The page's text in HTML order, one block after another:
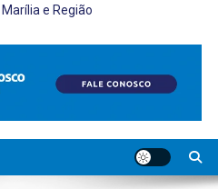
e Região